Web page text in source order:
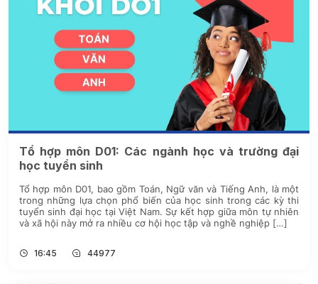
Tổ hợp môn D01: Các ngành học và trường đại
học tuyển sinh
Tổ hợp môn D01, bao gồm Toán, Ngữ văn và Tiếng Anh, là một
trong những lựa chọn phổ biến của học sinh trong các kỳ thi
tuyển sinh đại học tại Việt Nam. Sự kết hợp giữa môn tự nhiên
và xã hội này mở ra nhiều cơ hội học tập và nghề nghiệp […]
16:45 44977